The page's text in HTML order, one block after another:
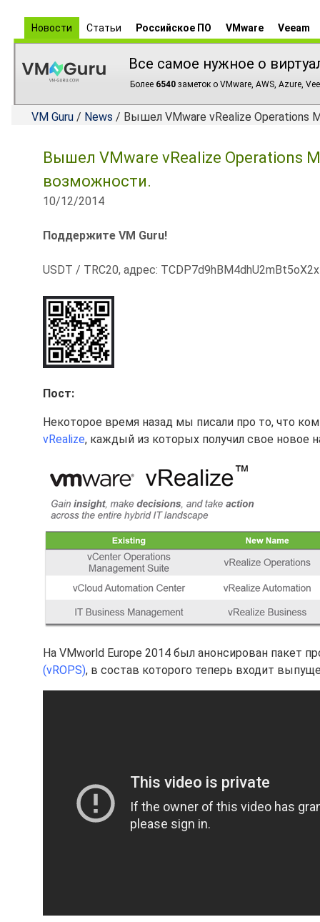
Новости Статьи Российское ПО VMware Veeam
Все самое нужное о
Более 6540 заметок о VMware, AWS, Azure,
VM Guru / News / Вышел VMware vRealize Operations
Вышел VMware vRealize Operations
возможности.
10/12/2014
Поддержите VM Guru!
USDT / TRC20, адрес:
Пост:
Некоторое время назад мы писали про то, что
vRealize, каждый из которых получил свое новое
На VMworld Europe 2014 был анонсирован пакет
(vROPS), в состав которого теперь входит